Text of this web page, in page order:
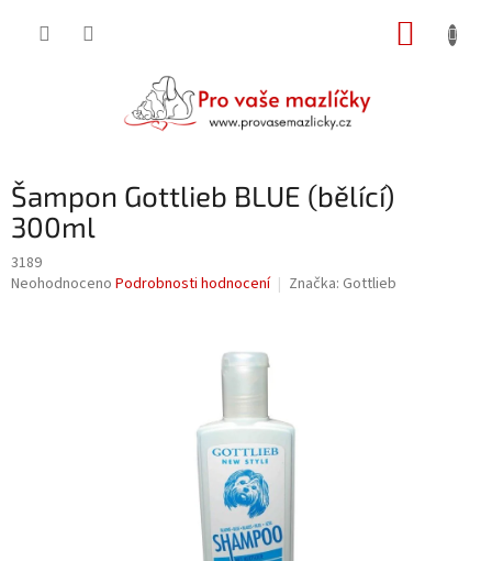
Šampon Gottlieb BLUE (bělící)
300ml
3189
Průměrné
Neohodnoceno Podrobnosti hodnocení Značka: Gottlieb